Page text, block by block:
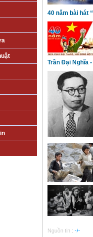
40 năm bài hát
Trần Đại Nghĩa
Nguồn tin : -/-